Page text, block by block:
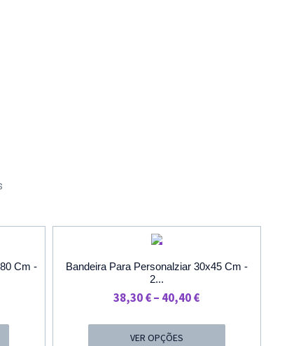
Cm -
Bandeira Para Personalziar 30x45 Cm -
2...
38,30€– 40,40€Price
VER OPÇÕES